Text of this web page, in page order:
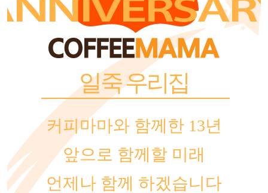
일죽 우리집
커피마마와 함께한 13년
앞으로 함께할 미래
언제나 함께 하겠습니다